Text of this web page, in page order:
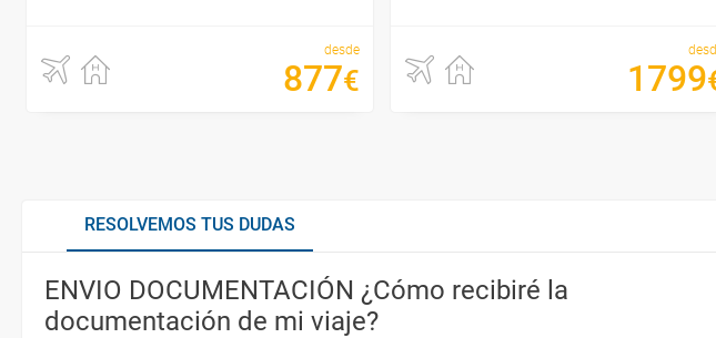
desde
877€ 1799
RESOLVEMOS TUS DUDAS
ENVIO DOCUMENTACIÓN ¿Cómo recibiré la
documentación de mi viaje?